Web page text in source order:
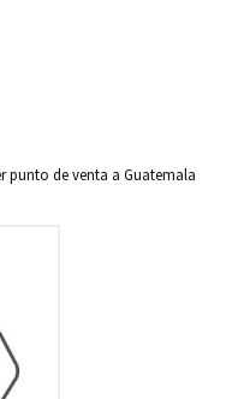
punto de venta a Guatemala